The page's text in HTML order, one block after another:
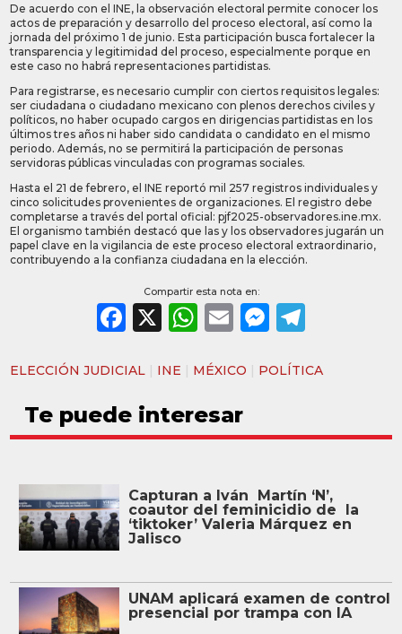
De acuerdo con el INE, la observación electoral permite conocer los
actos de preparación y desarrollo del proceso electoral, así como la
jornada del próximo 1 de junio. Esta participación busca fortalecer la
transparencia y legitimidad del proceso, especialmente porque en
este caso no habrá representaciones partidistas.
Para registrarse, es necesario cumplir con ciertos requisitos legales:
ser ciudadana o ciudadano mexicano con plenos derechos civiles y
políticos, no haber ocupado cargos en dirigencias partidistas en los
últimos tres años ni haber sido candidata o candidato en el mismo
periodo. Además, no se permitirá la participación de personas
servidoras públicas vinculadas con programas sociales.
Hasta el 21 de febrero, el INE reportó mil 257 registros individuales y
cinco solicitudes provenientes de organizaciones. El registro debe
completarse a través del portal oficial: pjf2025-observadores.ine.mx.
El organismo también destacó que las y los observadores jugarán un
papel clave en la vigilancia de este proceso electoral extraordinario,
contribuyendo a la confianza ciudadana en la elección.
Compartir esta nota en:
Facebook
X WhatsApp
Email
ELECCIÓN JUDICIAL | INE | MÉXICO | POLÍTICA
Te puede interesar
Capturan a Iván Martín ‘N’,
coautor del feminicidio de la
‘tiktoker’ Valeria Márquez en
Jalisco
UNAM aplicará examen de control
presencial por trampa con IA